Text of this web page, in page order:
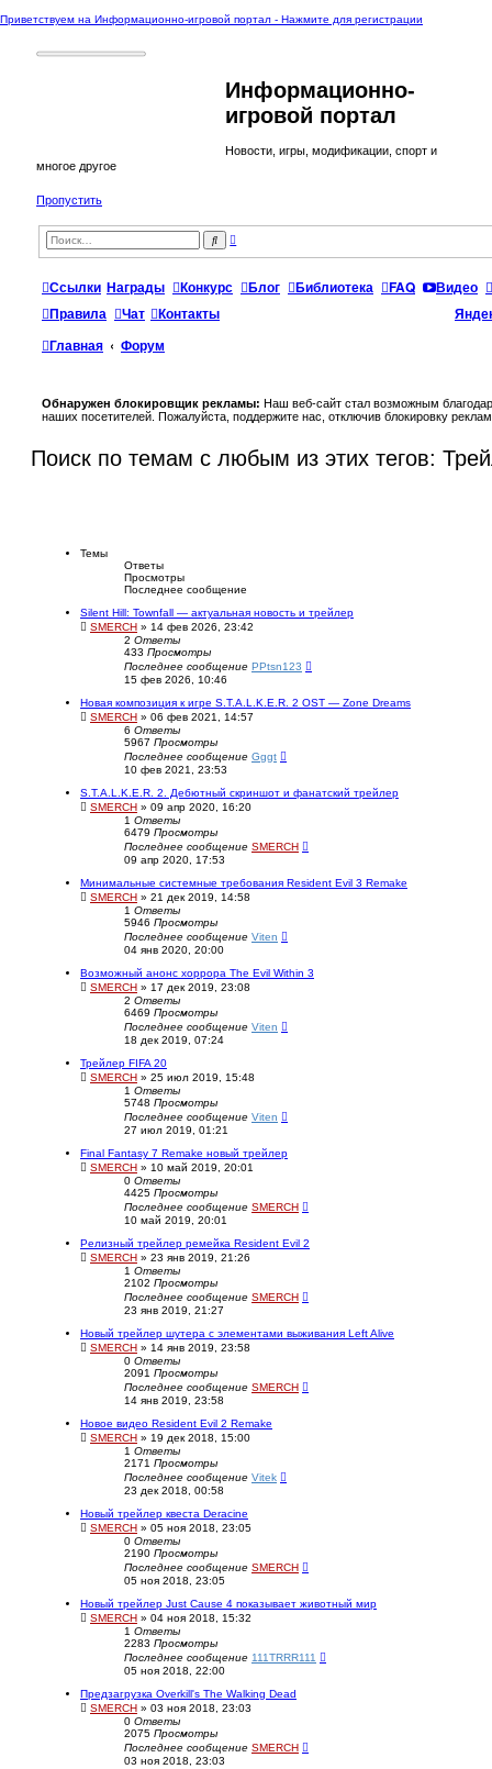
Приветствуем на Информационно-игровой портал - Нажмите для регистрации
Информационно-
игровой портал
Новости, игры, модификации, спорт и
многое другое
Пропустить
П
о
к
а
с
и
р
с
к
Ссылки Награды Конкурс Блог Библиотека FAQ
Видео
Правила
Чат Контакты
Главная
Форум
Обнаружен блокировщик рекламы: Наш веб-сайт стал возможным
наших посетителей. Пожалуйста, поддержите нас, отключив блокировку
Поиск по темам с любым из этих тегов:
Темы
Ответы
Просмотры
Последнее сообщение
Silent Hill: Townfall — актуальная новость и трейлер
SMERCH » 14 фев 2026, 23:42
2 Ответы
433 Просмотры
Последнее сообщение PPtsn123
15 фев 2026, 10:46
Новая композиция к игре S.T.A.L.K.E.R. 2 OST — Zone Dreams
SMERCH » 06 фев 2021, 14:57
6 Ответы
5967 Просмотры
Последнее сообщение Gggt
10 фев 2021, 23:53
S.T.A.L.K.E.R. 2. Дебютный скриншот и фанатский трейлер
SMERCH » 09 апр 2020, 16:20
1 Ответы
6479 Просмотры
Последнее сообщение SMERCH
09 апр 2020, 17:53
Минимальные системные требования Resident Evil 3 Remake
SMERCH » 21 дек 2019, 14:58
1 Ответы
5946 Просмотры
Последнее сообщение Viten
04 янв 2020, 20:00
Возможный анонс хоррора The Evil Within 3
SMERCH » 17 дек 2019, 23:08
2 Ответы
6469 Просмотры
Последнее сообщение Viten
18 дек 2019, 07:24
Трейлер FIFA 20
SMERCH » 25 июл 2019, 15:48
1 Ответы
5748 Просмотры
Последнее сообщение Viten
27 июл 2019, 01:21
Final Fantasy 7 Remake новый трейлер
SMERCH » 10 май 2019, 20:01
0 Ответы
4425 Просмотры
Последнее сообщение SMERCH
10 май 2019, 20:01
Релизный трейлер ремейка Resident Evil 2
SMERCH » 23 янв 2019, 21:26
1 Ответы
2102 Просмотры
Последнее сообщение SMERCH
23 янв 2019, 21:27
Новый трейлер шутера с элементами выживания Left Alive
SMERCH » 14 янв 2019, 23:58
0 Ответы
2091 Просмотры
Последнее сообщение SMERCH
14 янв 2019, 23:58
Новое видео Resident Evil 2 Remake
SMERCH » 19 дек 2018, 15:00
1 Ответы
2171 Просмотры
Последнее сообщение Vitek
23 дек 2018, 00:58
Новый трейлер квеста Deracine
SMERCH » 05 ноя 2018, 23:05
0 Ответы
2190 Просмотры
Последнее сообщение SMERCH
05 ноя 2018, 23:05
Новый трейлер Just Cause 4 показывает животный мир
SMERCH » 04 ноя 2018, 15:32
1 Ответы
2283 Просмотры
Последнее сообщение 111TRRR111
05 ноя 2018, 22:00
Предзагрузка Overkill's The Walking Dead
SMERCH » 03 ноя 2018, 23:03
0 Ответы
2075 Просмотры
Последнее сообщение SMERCH
03 ноя 2018, 23:03